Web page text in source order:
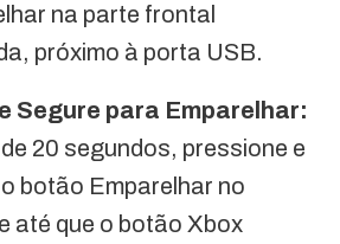
na parte frontal
próximo à porta USB.
Segure para Emparelhar:
20 segundos, pressione e
botão Emparelhar no
até que o botão Xbox